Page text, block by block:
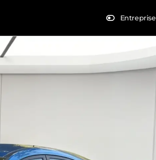
Entreprise